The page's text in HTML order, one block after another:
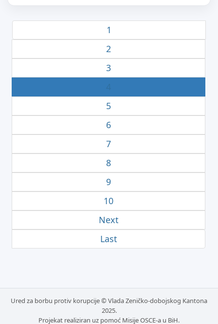
1
2
3
4
5
6
7
8
9
10
Next
Last
Ured za borbu protiv korupcije © Vlada Zeničko-dobojskog Kantona
2025.
Projekat realiziran uz pomoć Misije OSCE-a u BiH.